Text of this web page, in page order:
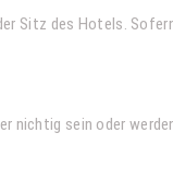
des Hotels.
sein oder